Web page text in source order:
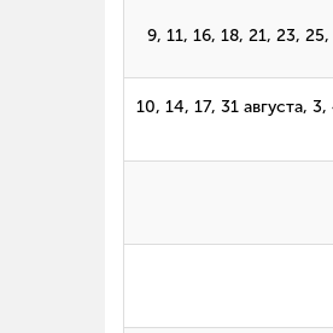
9, 11, 16, 18, 21, 23,
10, 14, 17, 31 августа,